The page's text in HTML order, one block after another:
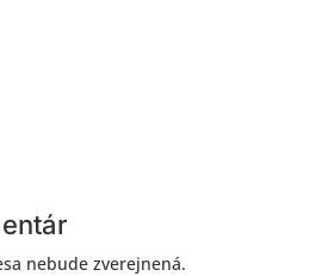
nebude zverejnená.